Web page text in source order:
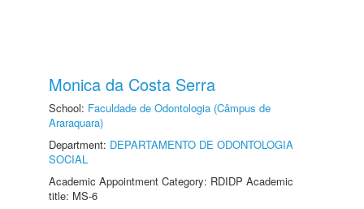
Monica da Costa Serra
School: Faculdade de Odontologia (Câmpus de
Araraquara)
Department: DEPARTAMENTO DE ODONTOLOGIA
SOCIAL
Academic Appointment Category: RDIDP Academic
title: MS-6